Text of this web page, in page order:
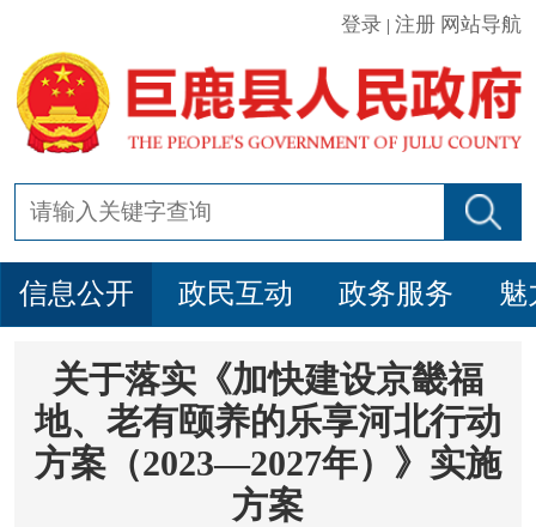
登录 |注册 网站导航
信息公开 政民互动 政务服务 魅
关于落实《加快建设京畿福
地、老有颐养的乐享河北行动
方案（2023—2027年）》实施
方案